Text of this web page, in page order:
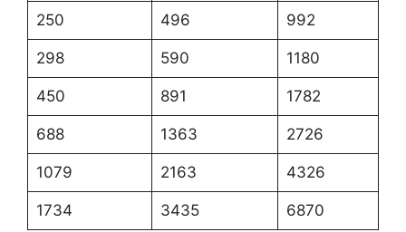
250 496 992
298 590 1180
450 891 1782
688 1363 2726
1079 2163 4326
1734 3435 6870